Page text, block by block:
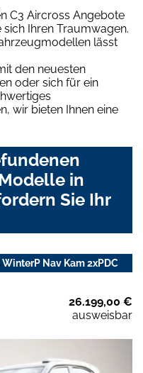
C3 Aircross Angebote
Ihren Traumwagen.
lässt
den neuesten
oder sich für ein
wir bieten Ihnen eine
in
Sie Ihr
Nav Kam 2xPDC
26.199,00 €
ausweisbar